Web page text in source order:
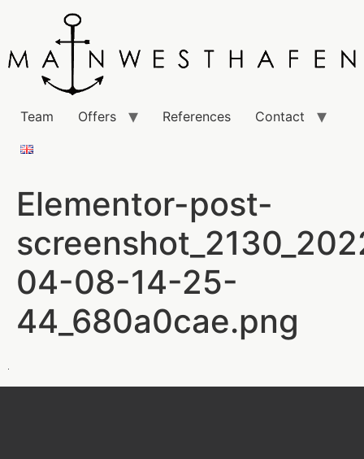
Team Offers References Contact
Elementor-post-
04-08-14-25-
44_680a0cae.png